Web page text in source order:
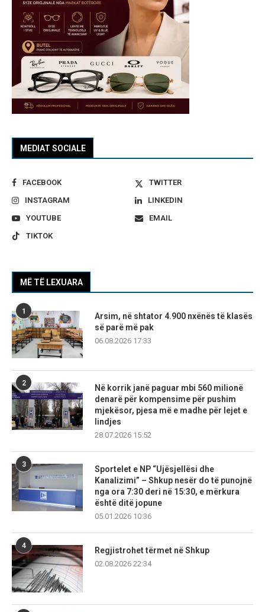
MEDIAT SOCIALE
FACEBOOK
TWITTER
INSTAGRAM
LINKEDIN
YOUTUBE
EMAIL
TIKTOK
MË TË LEXUARA
1
Arsim, në shtator 4.900 nxënës të klasës
së parë më pak
06.08.2026 17:33
2
Në korrik janë paguar mbi 560 milionë
denarë për kompensime për pushim
mjekësor, pjesa më e madhe për lejet e
lindjes
28.07.2026 15:52
3
Sportelet e NP “Ujësjellësi dhe
Kanalizimi” – Shkup nesër do të punojnë
nga ora 7:30 deri në 15:30, e mërkura
është ditë jopune
05.01.2026 10:36
4
Regjistrohet tërmet në Shkup
02.08.2026 22:34